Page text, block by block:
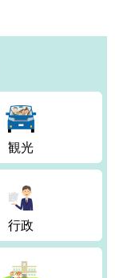
観光
行政